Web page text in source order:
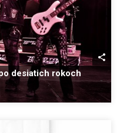
desiatich rokoch